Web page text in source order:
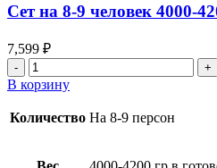
Сет на 8-9 человек 4000-
7,599 ₽
Количество
товара
Сет
на
человек
В корзину
Количество На 8-9 персон